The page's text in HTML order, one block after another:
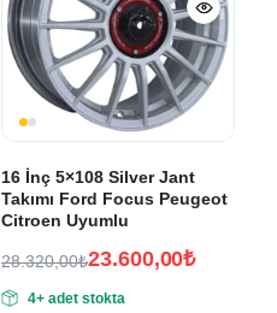
16 İnç 5×108 Silver Jant
Takımı Ford Focus Peugeot
Citroen Uyumlu
28.320,00₺
fiyat:
23.600,00₺
andaki
4+ adet stokta